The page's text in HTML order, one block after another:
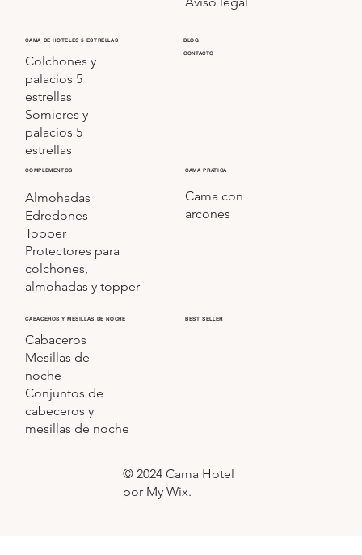
CAMA DE HOTELES 5 ESTRELLAS
Colchones y
palacios 5
estrellas
Somieres y
palacios 5
estrellas
COMPLEMENTOS
Almohadas
Edredones
Topper
Protectores para
colchones,
almohadas y topper
CABACEROS Y MESILLAS DE NOCHE
Cabaceros
Mesillas de
noche
Conjuntos de
cabeceros y
mesillas de noche
CAMA PRATICA
Cama con
arcones
BEST SELLER
BLOG
CONTACTO
© 2024 Cama Hotel
por My Wix.